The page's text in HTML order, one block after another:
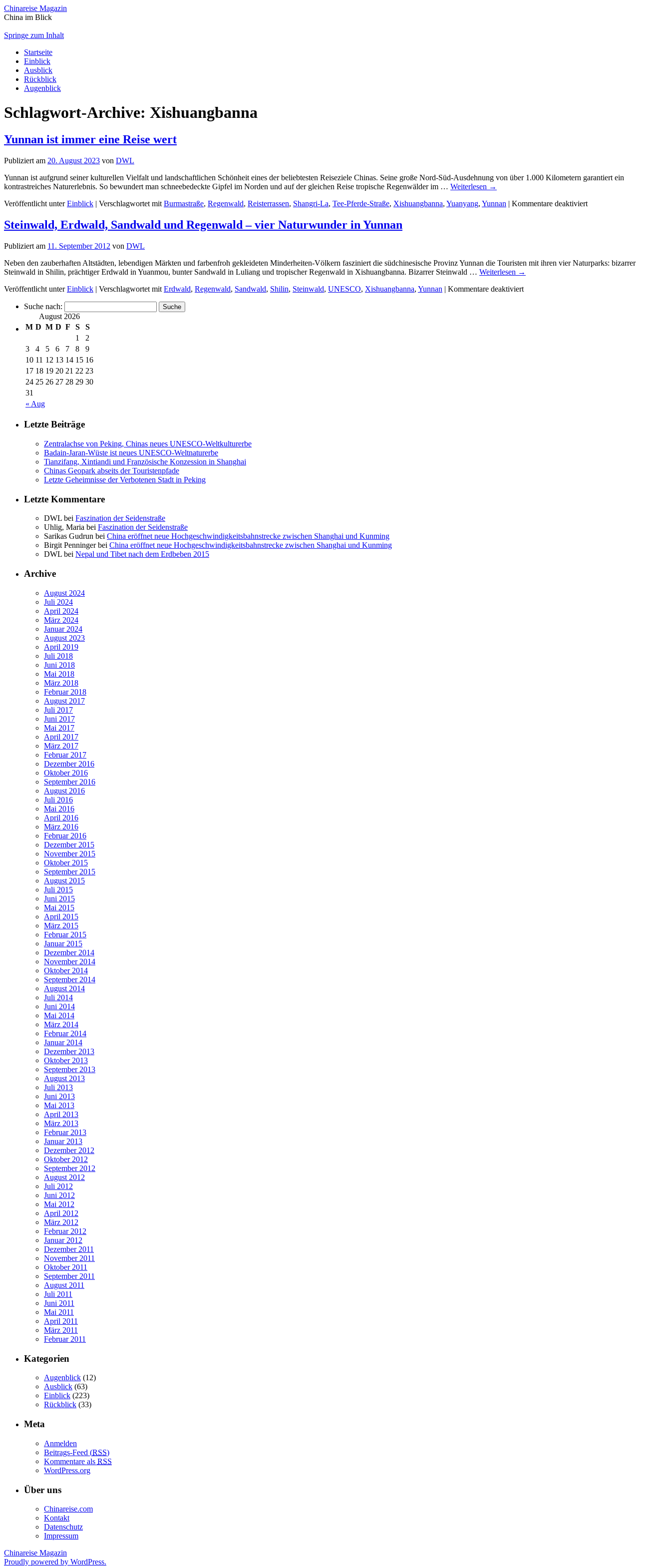
Chinareise Magazin
China im Blick
Springe zum Inhalt
Startseite
Einblick
Ausblick
Rückblick
Augenblick
Schlagwort-Archive: Xishuangbanna
Yunnan ist immer eine Reise wert
Publiziert am 20. August 2023 von DWL
Yunnan ist aufgrund seiner kulturellen Vielfalt und landschaftlichen Schönheit eines der beliebtesten Reiseziele Chinas. Seine große Nord-Süd-Ausdehnung von über 1.000 Kilometern garantiert ein
kontrastreiches Naturerlebnis. So bewundert man schneebedeckte Gipfel im Norden und auf der gleichen Reise tropische Regenwälder im … Weiterlesen →
Veröffentlicht unter Einblick | Verschlagwortet mit Burmastraße, Regenwald, Reisterrassen, Shangri-La, Tee-Pferde-Straße, Xishuangbanna, Yuanyang, Yunnan | Kommentare deaktiviert
Steinwald, Erdwald, Sandwald und Regenwald – vier Naturwunder in Yunnan
Publiziert am 11. September 2012 von DWL
Neben den zauberhaften Altstädten, lebendigen Märkten und farbenfroh gekleideten Minderheiten-Völkern fasziniert die südchinesische Provinz Yunnan die Touristen mit ihren vier Naturparks: bizarrer
Steinwald in Shilin, prächtiger Erdwald in Yuanmou, bunter Sandwald in Luliang und tropischer Regenwald in Xishuangbanna. Bizarrer Steinwald … Weiterlesen →
Veröffentlicht unter Einblick | Verschlagwortet mit Erdwald, Regenwald, Sandwald, Shilin, Steinwald, UNESCO, Xishuangbanna, Yunnan | Kommentare deaktiviert
Suche nach:
August 2026
M D M D F S S
« Aug
1
2
3
4 5 6 7 8
9
10 11 12 13 14 15 16
17 18 19 20 21 22 23
24 25 26 27 28 29 30
31
Letzte Beiträge
Zentralachse von Peking, Chinas neues UNESCO-Weltkulturerbe
Badain-Jaran-Wüste ist neues UNESCO-Weltnaturerbe
Tianzifang, Xintiandi und Französische Konzession in Shanghai
Chinas Geopark abseits der Touristenpfade
Letzte Geheimnisse der Verbotenen Stadt in Peking
Letzte Kommentare
DWL bei Faszination der Seidenstraße
Uhlig, Maria bei Faszination der Seidenstraße
Sarikas Gudrun bei China eröffnet neue Hochgeschwindigkeitsbahnstrecke zwischen Shanghai und Kunming
Birgit Penninger bei China eröffnet neue Hochgeschwindigkeitsbahnstrecke zwischen Shanghai und Kunming
DWL bei Nepal und Tibet nach dem Erdbeben 2015
Archive
August 2024
Juli 2024
April 2024
März 2024
Januar 2024
August 2023
April 2019
Juli 2018
Juni 2018
Mai 2018
März 2018
Februar 2018
August 2017
Juli 2017
Juni 2017
Mai 2017
April 2017
März 2017
Februar 2017
Dezember 2016
Oktober 2016
September 2016
August 2016
Juli 2016
Mai 2016
April 2016
März 2016
Februar 2016
Dezember 2015
November 2015
Oktober 2015
September 2015
August 2015
Juli 2015
Juni 2015
Mai 2015
April 2015
März 2015
Februar 2015
Januar 2015
Dezember 2014
November 2014
Oktober 2014
September 2014
August 2014
Juli 2014
Juni 2014
Mai 2014
März 2014
Februar 2014
Januar 2014
Dezember 2013
Oktober 2013
September 2013
August 2013
Juli 2013
Juni 2013
Mai 2013
April 2013
März 2013
Februar 2013
Januar 2013
Dezember 2012
Oktober 2012
September 2012
August 2012
Juli 2012
Juni 2012
Mai 2012
April 2012
März 2012
Februar 2012
Januar 2012
Dezember 2011
November 2011
Oktober 2011
September 2011
August 2011
Juli 2011
Juni 2011
Mai 2011
April 2011
März 2011
Februar 2011
Kategorien
Augenblick (12)
Ausblick (63)
Einblick (223)
Rückblick (33)
Meta
Anmelden
Beitrags-Feed (RSS)
Kommentare als RSS
WordPress.org
Über uns
Chinareise.com
Kontakt
Datenschutz
Impressum
Chinareise Magazin
Proudly powered by WordPress.